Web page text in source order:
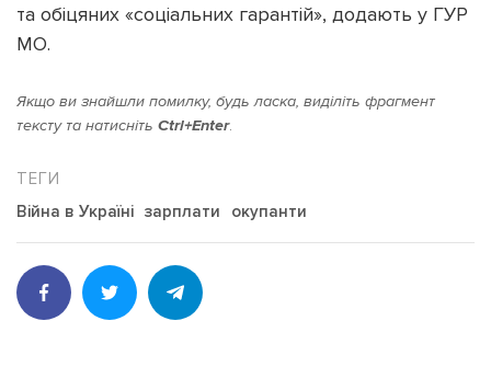
та обіцяних «соціальних гарантій», додають у ГУР
МО.
Якщо ви знайшли помилку, будь ласка, виділіть фрагмент
тексту та натисніть Ctrl+Enter.
Війна в Україні зарплати окупанти